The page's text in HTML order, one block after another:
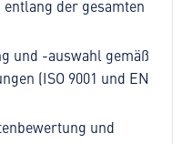
der gesamten
und -auswahl gemäß
(ISO 9001 und EN
und